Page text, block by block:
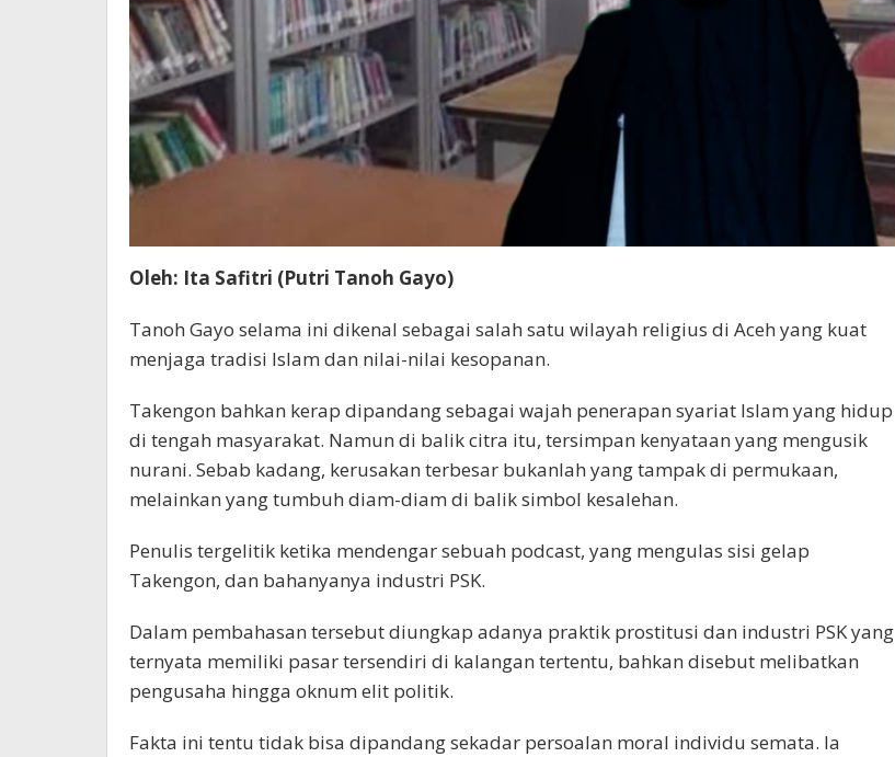
Oleh: Ita Safitri (Putri Tanoh Gayo)
Tanoh Gayo selama ini dikenal sebagai salah satu wilayah religius di Aceh yang kuat
menjaga tradisi Islam dan nilai-nilai kesopanan.
Takengon bahkan kerap dipandang sebagai wajah penerapan syariat Islam yang hidup
di tengah masyarakat. Namun di balik citra itu, tersimpan kenyataan yang mengusik
nurani. Sebab kadang, kerusakan terbesar bukanlah yang tampak di permukaan,
melainkan yang tumbuh diam-diam di balik simbol kesalehan.
Penulis tergelitik ketika mendengar sebuah podcast, yang mengulas sisi gelap
Takengon, dan bahanyanya industri PSK.
Dalam pembahasan tersebut diungkap adanya praktik prostitusi dan industri PSK yang
ternyata memiliki pasar tersendiri di kalangan tertentu, bahkan disebut melibatkan
pengusaha hingga oknum elit politik.
Fakta ini tentu tidak bisa dipandang sekadar persoalan moral individu semata. Ia